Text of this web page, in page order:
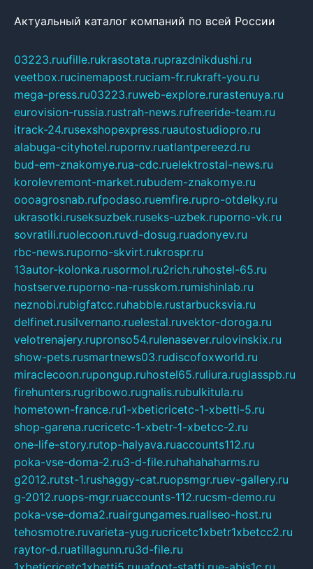
Актуальный каталог компаний по всей России
03223.ruufille.rukrasotata.ruprazdnikdushi.ru
veetbox.rucinemapost.ruciam-fr.rukraft-you.ru
mega-press.ru03223.ruweb-explore.rurastenuya.ru
eurovision-russia.rustrah-news.rufreeride-team.ru
itrack-24.rusexshopexpress.ruautostudiopro.ru
alabuga-cityhotel.rupornv.ruatlantpereezd.ru
bud-em-znakomye.rua-cdc.ruelektrostal-news.ru
korolevremont-market.rubudem-znakomye.ru
oooagrosnab.rufpodaso.ruemfire.rupro-otdelky.ru
ukrasotki.ruseksuzbek.ruseks-uzbek.ruporno-vk.ru
sovratili.ruolecoon.ruvd-dosug.ruadonyev.ru
rbc-news.ruporno-skvirt.rukrospr.ru
13autor-kolonka.rusormol.ru2rich.ruhostel-65.ru
hostserve.ruporno-na-russkom.rumishinlab.ru
neznobi.rubigfatcc.ruhabble.rustarbucksvia.ru
delfinet.rusilvernano.ruelestal.ruvektor-doroga.ru
velotrenajery.rupronso54.rulenasever.rulovinskix.ru
show-pets.rusmartnews03.rudiscofoxworld.ru
miraclecoon.rupongup.ruhostel65.ruliura.ruglasspb.ru
firehunters.rugribowo.rugnalis.rubulkitula.ru
hometown-france.ru1-xbeticricetc-1-xbetti-5.ru
shop-garena.rucricetc-1-xbetr-1-xbetcc-2.ru
one-life-story.rutop-halyava.ruaccounts112.ru
poka-vse-doma-2.ru3-d-file.ruhahahaharms.ru
g2012.rutst-1.rushaggy-cat.ruopsmgr.ruev-gallery.ru
g-2012.ruops-mgr.ruaccounts-112.rucsm-demo.ru
poka-vse-doma2.ruairgungames.ruallseo-host.ru
tehosmotre.ruvarieta-yug.rucricetc1xbetr1xbetcc2.ru
raytor-d.ruatillagunn.ru3d-file.ru